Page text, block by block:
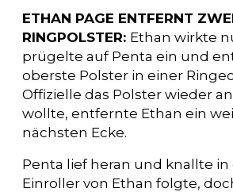
ETHAN PAGE ENTFERNT
RINGPOLSTER: Ethan wirkte
prügelte auf Penta ein und
oberste Polster in einer
Offizielle das Polster wieder
wollte, entfernte Ethan ein
nächsten Ecke.
Penta lief heran und knallte in
Einroller von Ethan folgte,